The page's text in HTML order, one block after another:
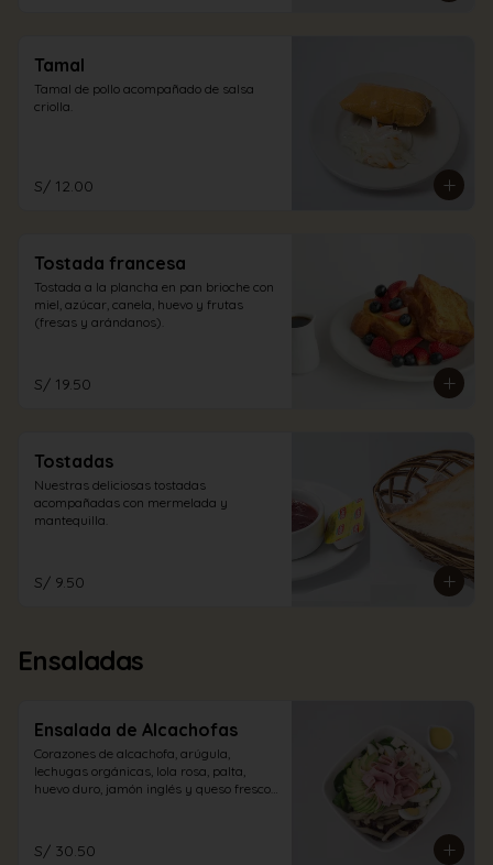
Tamal
Tamal de pollo acompañado de salsa
criolla.
S/ 12.00
Tostada francesa
Tostada a la plancha en pan brioche con
miel, azúcar, canela, huevo y frutas
(fresas y arándanos).
S/ 19.50
Tostadas
Nuestras deliciosas tostadas
acompañadas con mermelada y
mantequilla.
S/ 9.50
Ensaladas
Ensalada de Alcachofas
Corazones de alcachofa, arúgula,
lechugas orgánicas, lola rosa, palta,
huevo duro, jamón inglés y queso fresco
S/ 30.50